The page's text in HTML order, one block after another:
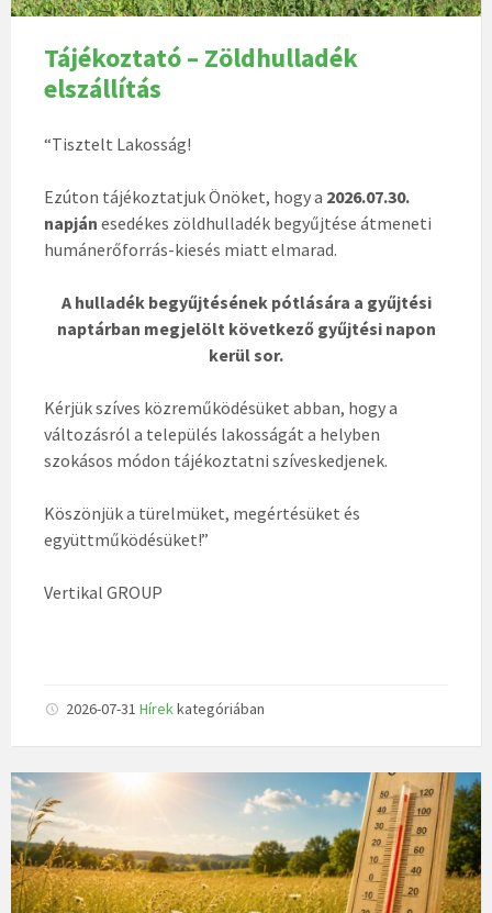
Tájékoztató – Zöldhulladék
elszállítás
“Tisztelt Lakosság!
Ezúton tájékoztatjuk Önöket, hogy a 2026.07.30.
napján esedékes zöldhulladék begyűjtése átmeneti
humánerőforrás-kiesés miatt elmarad.
A hulladék begyűjtésének pótlására a gyűjtési
naptárban megjelölt következő gyűjtési napon
kerül sor.
Kérjük szíves közreműködésüket abban, hogy a
változásról a település lakosságát a helyben
szokásos módon tájékoztatni szíveskedjenek.
Köszönjük a türelmüket, megértésüket és
együttműködésüket!”
Vertikal GROUP
2026-07-31 Hírekkategóriában